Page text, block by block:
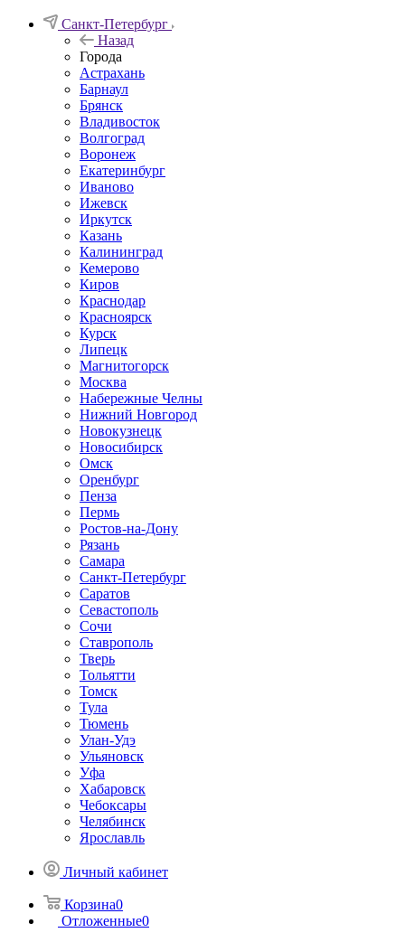
Санкт-Петербург
Назад
Города
Астрахань
Барнаул
Брянск
Владивосток
Волгоград
Воронеж
Екатеринбург
Иваново
Ижевск
Иркутск
Казань
Калининград
Кемерово
Киров
Краснодар
Красноярск
Курск
Липецк
Магнитогорск
Москва
Набережные Челны
Нижний Новгород
Новокузнецк
Новосибирск
Омск
Оренбург
Пенза
Пермь
Ростов-на-Дону
Рязань
Самара
Санкт-Петербург
Саратов
Севастополь
Сочи
Ставрополь
Тверь
Тольятти
Томск
Тула
Тюмень
Улан-Удэ
Ульяновск
Уфа
Хабаровск
Чебоксары
Челябинск
Ярославль
Личный кабинет
Корзина0
Отложенные0